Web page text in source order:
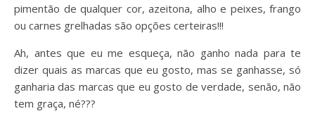
pimentão de qualquer cor, azeitona, alho e peixes, frango
ou carnes grelhadas são opções certeiras!!!
Ah, antes que eu me esqueça, não ganho nada para te
dizer quais as marcas que eu gosto, mas se ganhasse, só
ganharia das marcas que eu gosto de verdade, senão, não
tem graça, né???